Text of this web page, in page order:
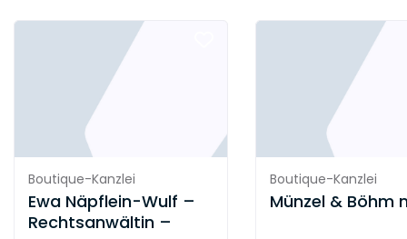
Boutique-Kanzlei
Ewa Näpflein-Wulf –
Rechtsanwältin –
Boutique-Kanzlei
Münzel & Böhm